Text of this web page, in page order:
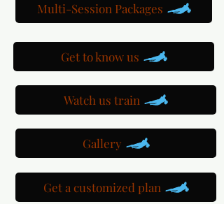
Multi-Session Packages
Get to know us
Watch us train
Gallery
Get a customized plan